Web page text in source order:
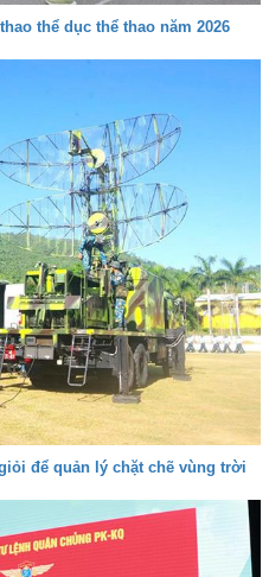
thể dục thể thao năm 2026
để quản lý chặt chẽ vùng trời